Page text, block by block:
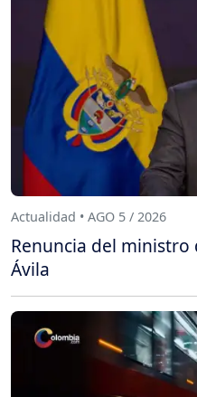
Actualidad • AGO 5 / 2026
Renuncia del ministro
Ávila